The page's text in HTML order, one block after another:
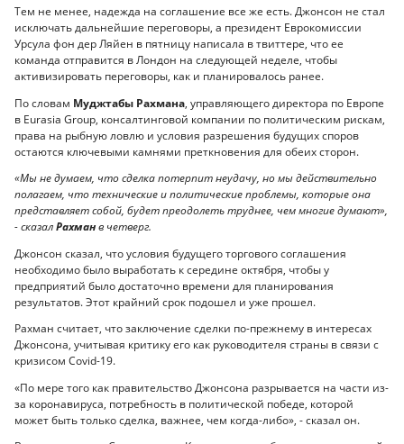
Тем не менее, надежда на соглашение все же есть. Джонсон не стал
исключать дальнейшие переговоры, а президент Еврокомиссии
Урсула фон дер Ляйен в пятницу написала в твиттере, что ее
команда отправится в Лондон на следующей неделе, чтобы
активизировать переговоры, как и планировалось ранее.
По словам Муджтабы Рахмана, управляющего директора по Европе
в Eurasia Group, консалтинговой компании по политическим рискам,
права на рыбную ловлю и условия разрешения будущих споров
остаются ключевыми камнями преткновения для обеих сторон.
«Мы не думаем, что сделка потерпит неудачу, но мы действительно
полагаем, что технические и политические проблемы, которые она
представляет собой, будет преодолеть труднее, чем многие думают»,
- сказалРахманв четверг.
Джонсон сказал, что условия будущего торгового соглашения
необходимо было выработать к середине октября, чтобы у
предприятий было достаточно времени для планирования
результатов. Этот крайний срок подошел и уже прошел.
Рахман считает, что заключение сделки по-прежнему в интересах
Джонсона, учитывая критику его как руководителя страны в связи с
кризисом Covid-19.
«По мере того как правительство Джонсона разрывается на части из-
за коронавируса, потребность в политической победе, которой
может быть только сделка, важнее, чем когда-либо», - сказал он.